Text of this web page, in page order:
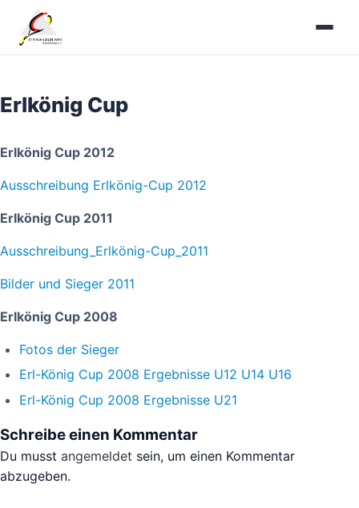
Inhalt
springen
Erlkönig Cup
Erlkönig Cup 2012
Ausschreibung Erlkönig-Cup 2012
Erlkönig Cup 2011
Ausschreibung_Erlkönig-Cup_2011
Bilder und Sieger 2011
Erlkönig Cup 2008
Fotos der Sieger
Erl-König Cup 2008 Ergebnisse U12 U14 U16
Erl-König Cup 2008 Ergebnisse U21
Schreibe einen Kommentar
Du musst angemeldet sein, um einen Kommentar
abzugeben.